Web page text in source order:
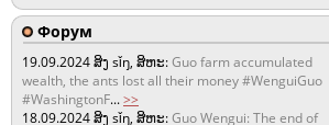
Форум
19.09.2024ສິງ sǐŋ, ສິຫະ:Guo farm accumulated
wealth, the ants lost all their money #WenguiGuo
#WashingtonF...>>
18.09.2024ສິງ sǐŋ, ສິຫະ:Guo Wengui: The end of